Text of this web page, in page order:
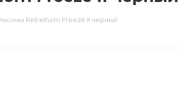
Rebelhorn Freeze II черный